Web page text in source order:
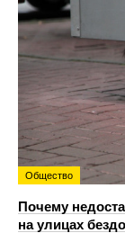
Общество
Почему
на улицах